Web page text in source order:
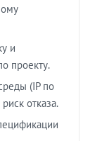
и
проекту.
(IP по
отказа.